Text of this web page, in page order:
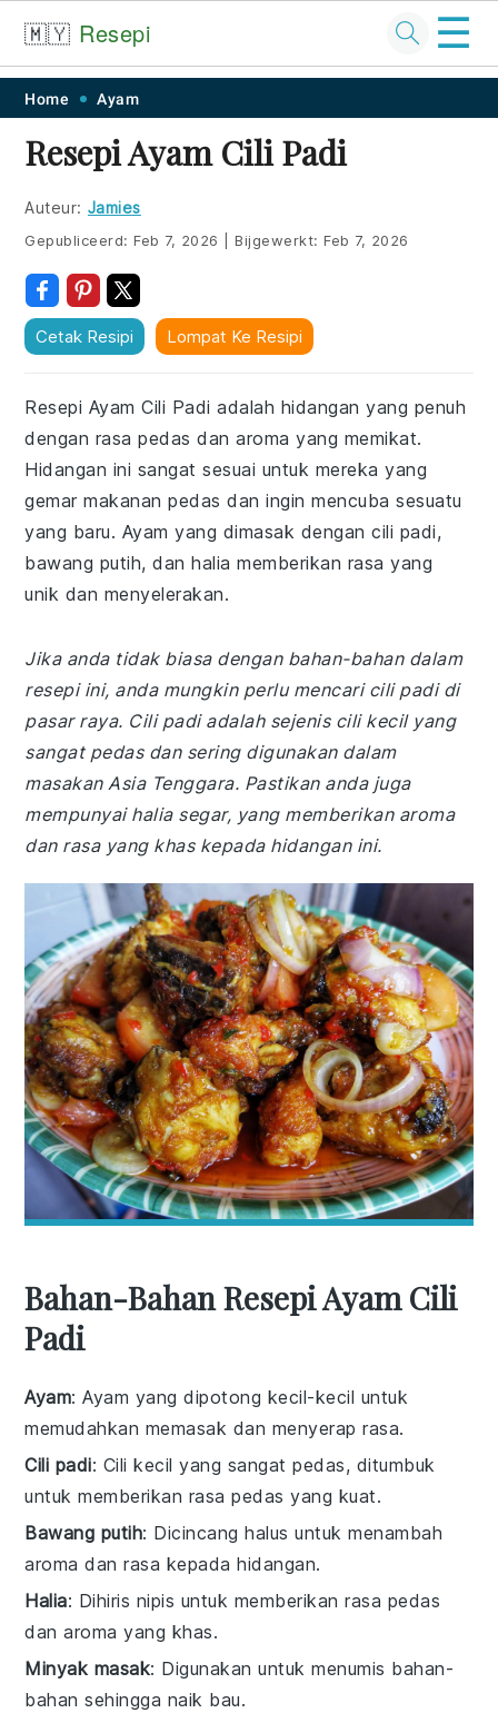
Skip
primary
navigation
Skip
main
content
Skip
primary
sidebar
Skip
footer
🇲🇾 Resepi ☰
Home Ayam
Resepi Ayam Cili Padi
Auteur: Jamies
Gepubliceerd:Feb 7, 2026 Bijgewerkt:Feb 7, 2026
Cetak Resipi Lompat Ke Resipi
Resepi Ayam Cili Padi adalah hidangan yang penuh
dengan rasa pedas dan aroma yang memikat.
Hidangan ini sangat sesuai untuk mereka yang
gemar makanan pedas dan ingin mencuba sesuatu
yang baru. Ayam yang dimasak dengan cili padi,
bawang putih, dan halia memberikan rasa yang
unik dan menyelerakan.
Jika anda tidak biasa dengan bahan-bahan dalam
resepi ini, anda mungkin perlu mencari cili padi di
pasar raya. Cili padi adalah sejenis cili kecil yang
sangat pedas dan sering digunakan dalam
masakan Asia Tenggara. Pastikan anda juga
mempunyai halia segar, yang memberikan aroma
dan rasa yang khas kepada hidangan ini.
Bahan-Bahan Resepi Ayam Cili
Padi
Ayam: Ayam yang dipotong kecil-kecil untuk
memudahkan memasak dan menyerap rasa.
Cili padi: Cili kecil yang sangat pedas, ditumbuk
untuk memberikan rasa pedas yang kuat.
Bawang putih: Dicincang halus untuk menambah
aroma dan rasa kepada hidangan.
Halia: Dihiris nipis untuk memberikan rasa pedas
dan aroma yang khas.
Minyak masak: Digunakan untuk menumis bahan-
bahan sehingga naik bau.